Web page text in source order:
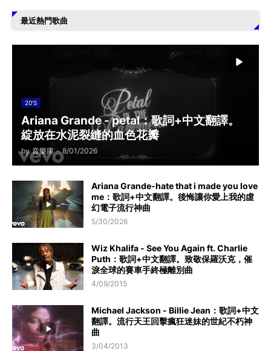
最近熱門歌曲
20'S
Ariana Grande - petal：歌詞+中文翻譯。
綻放在水泥裂縫的血色花瓣
by 音樂庫 - 8/01/2026
Ariana Grande-hate that i made you love
me：歌詞+中文翻譯。後悔讓你愛上我的虛
幻電子流行神曲
5/30/2026
Wiz Khalifa - See You Again ft. Charlie
Puth：歌詞+中文翻譯。致敬保羅沃克，催
淚全球的賽車手終極離別曲
4/09/2015
Michael Jackson - Billie Jean：歌詞+中文
翻譯。流行天王回擊瘋狂迷妹的世紀不朽神
曲
3/04/2013